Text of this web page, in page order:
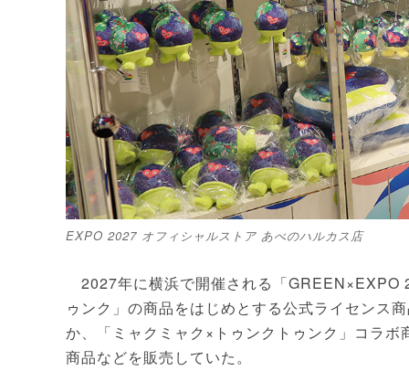
EXPO 2027 オフィシャルストア あべのハルカス店
2027年に横浜で開催される「GREEN×EXPO
ゥンク」の商品をはじめとする公式ライセンス
か、「ミャクミャク×トゥンクトゥンク」コラ
商品などを販売していた。